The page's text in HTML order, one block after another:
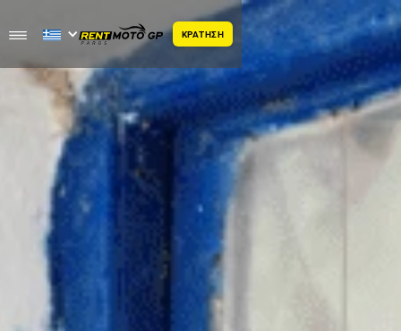
ΚΡΑΤΗΣΗ